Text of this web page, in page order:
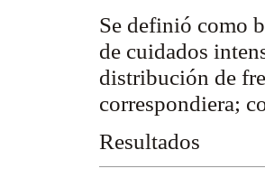
Se definió como
de cuidados
distribución de
correspondiera;
Resultados